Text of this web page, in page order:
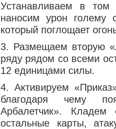
Устанавливаем в
наносим урон голему
который поглощает
3. Размещаем вторую
ряду рядом со всеми
12 единицами силы.
4. Активируем
благодаря чему
Арбалетчик».
остальные карты,